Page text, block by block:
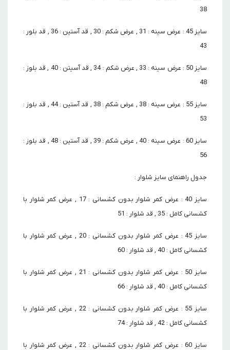
38
سایز 45 : عرض سینه : 31 , عرض شکم : 30 , قد آستین : 36 , قد بلور :
43
سایز 50 : عرض سینه : 33 , عرض شکم : 34 , قد آسیتن : 40 , قد بلوز :
48
سایز 55 : عرض سینه : 38 , عرض شکم : 38 , قد آستین : 44 , قد بلوز :
53
سایز 60 : عرض سینه : 40 , عرض شکم : 39 , قد آستین : 48 , قد بلوز :
56
جدول راهنمای سایز شلوار :
سایز 40 : عرض کمر شلوار بدون کشسانی : 17 , عرض کمر شلوار با
کشسانی کامل : 35 , قد شلوار : 51
سایز 45 : عرض کمر شلوار بدون کشسانی : 20 , عرض کمر شلوار با
کشسانی کامل : 40 , قد شلوار : 60
سایز 50 : عرض کمر شلوار بدون کشسانی : 21 , عرض کمر شلوار با
کشسانی کامل : 40 , قد شلوار : 66
سایز 55 : عرض کمر شلوار بدون کشسانی : 22 , عرض کمر شلوار با
کشسانی کامل : 42 , قد شلوار : 74
سایز 60 : عرض کمر شلوار بدون کشسانی : 22 , عرض کمر شلوار با